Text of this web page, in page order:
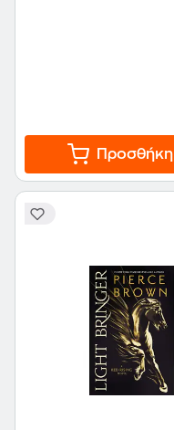
Προσθήκη